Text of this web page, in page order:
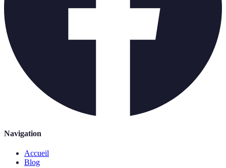
Navigation
Accueil
Blog